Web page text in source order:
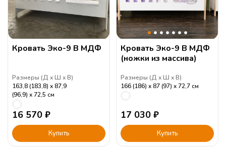
Кровать Эко-9 В МДФ
Размеры (Д Ш В)
163,8 (183,8)
87,9
(96,9)
72,5 см
16 570 ₽
Купить
Кровать Эко-9 В МДФ
(ножки из массива)
Размеры (Д Ш В)
166 (186)
87 (97) 72,7 см
17 030 ₽
Купить